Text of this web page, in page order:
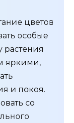
цветов
особые
растения
яркими,
и покоя.
со